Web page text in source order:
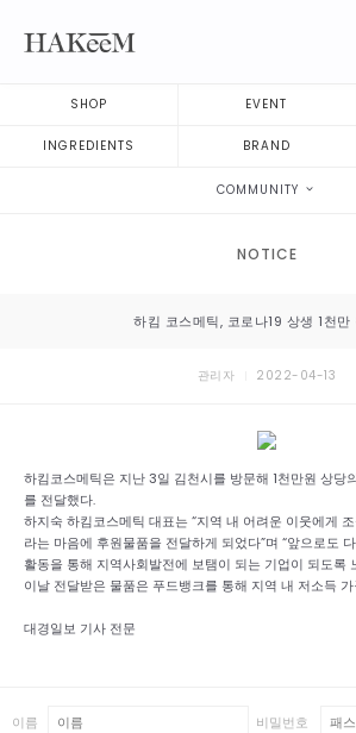
SHOP EVENT
INGREDIENTS BRAND
COMMUNITY
NOTICE
하킴 코스메틱, 코로나19 상생 1천만
관리자 2022-04-13
하킴코스메틱은 지난 3일 김천시를 방문해 1천만원 상당
를 전달했다.
하지숙 하킴코스메틱 대표는 “지역 내 어려운 이웃에게
라는 마음에 후원물품을 전달하게 되었다”며 “앞으로도
활동을 통해 지역사회발전에 보탬이 되는 기업이 되도록
이날 전달받은 물품은 푸드뱅크를 통해 지역 내 저소득
대경일보 기사 전문
이름 비밀번호